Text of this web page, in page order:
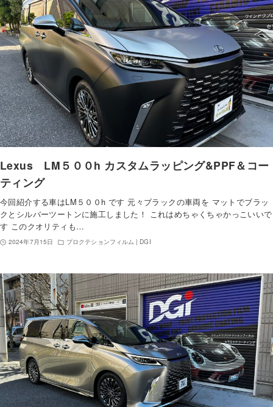
Lexus LM５００h カスタムラッピング&PPF＆コー
ティング
今回紹介する車はLM５００h です 元々ブラックの車両を マットでブラッ
クとシルバーツートンに施工しました！ これはめちゃくちゃかっこいいで
す このクオリティも…
2024年7月15日 プロクテションフィルム | DGI